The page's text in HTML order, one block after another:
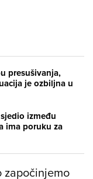
presušivanja,
je ozbiljna u
između
ima poruku za
započinjemo